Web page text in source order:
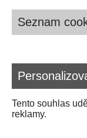
Seznam
Mapy
Google
Zobrazení
Tento souhlas
reklamy.